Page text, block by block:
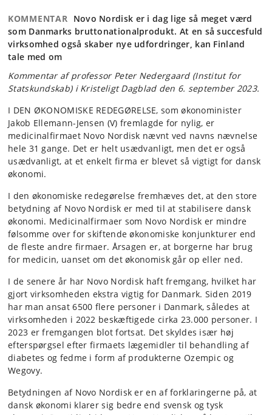
KOMMENTAR Novo Nordisk er i dag lige så meget værd
som Danmarks bruttonationalprodukt. At en så succesfuld
virksomhed også skaber nye udfordringer, kan Finland
tale med om
Kommentar af professor Peter Nedergaard (Institut for
Statskundskab) i Kristeligt Dagblad den 6. september 2023.
I DEN ØKONOMISKE REDEGØRELSE, som økonominister
Jakob Ellemann-Jensen (V) fremlagde for nylig, er
medicinalfirmaet Novo Nordisk nævnt ved navns nævnelse
hele 31 gange. Det er helt usædvanligt, men det er også
usædvanligt, at et enkelt firma er blevet så vigtigt for dansk
økonomi.
I den økonomiske redegørelse fremhæves det, at den store
betydning af Novo Nordisk er med til at stabilisere dansk
økonomi. Medicinalfirmaer som Novo Nordisk er mindre
følsomme over for skiftende økonomiske konjunkturer end
de fleste andre firmaer. Årsagen er, at borgerne har brug
for medicin, uanset om det økonomisk går op eller ned.
I de senere år har Novo Nordisk haft fremgang, hvilket har
gjort virksomheden ekstra vigtig for Danmark. Siden 2019
har man ansat 6500 flere personer i Danmark, således at
virksomheden i 2022 beskæftigede cirka 23.000 personer. I
2023 er fremgangen blot fortsat. Det skyldes især høj
efterspørgsel efter firmaets lægemidler til behandling af
diabetes og fedme i form af produkterne Ozempic og
Wegovy.
Betydningen af Novo Nordisk er en af forklaringerne på, at
dansk økonomi klarer sig bedre end svensk og tysk